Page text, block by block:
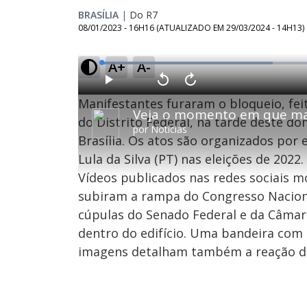
BRASÍLIA | Do R7
08/01/2023 - 16H16 (ATUALIZADO EM 29/03/2024 - 14H13)
A+ A-
por Notícias
P
l
a
y
V
o
t
a
r
1
0
s
g
d
s
A
v
a
n
ç
a
1
0
e
g
o
s
M
u
L
o
a
d
e
:
3
7
.
3
%
Manifestantes furaram o bloqueio,
do Distrito Federal, na tarde deste
Brasília. Os atos são organizados
Lula da Silva (PT) nas eleições de 2022.
Vídeos publicados nas redes sociais
subiram a rampa do Congresso
cúpulas do Senado Federal e da
dentro do edifício. Uma bandeira com
imagens detalham também a reação